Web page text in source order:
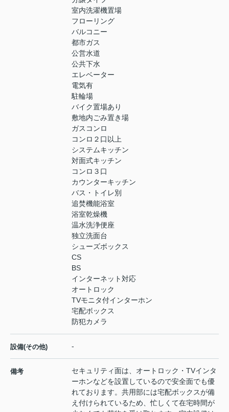
室内洗濯機置場
フローリング
バルコニー
都市ガス
公営水道
公共下水
エレベーター
電気有
駐輪場
バイク置場あり
敷地内ごみ置き場
ガスコンロ
コンロ２口以上
システムキッチン
対面式キッチン
コンロ３口
カウンターキッチン
バス・トイレ別
追焚機能浴室
浴室乾燥機
温水洗浄便座
独立洗面台
シューズボックス
CS
BS
インターネット対応
オートロック
TVモニタ付インターホン
宅配ボックス
防犯カメラ
設備(その他) -
備考
セキュリティ面は、オートロック・TVインタ
ーホンなどを設置しているので安全面でも優
れております。共用部には宅配ボックスが備
え付けられているため、忙しくて在宅時間が